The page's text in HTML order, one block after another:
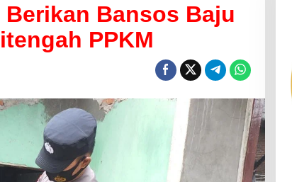
Bansos Baju
PPKM